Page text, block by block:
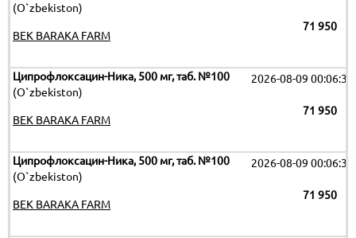
(O`zbekiston)
71 950
BEK BARAKA FARM
Ципрофлоксацин-Ника, 500 мг, таб. №100
(O`zbekiston)
2026-08-09 00:06:32
71 950
BEK BARAKA FARM
Ципрофлоксацин-Ника, 500 мг, таб. №100
(O`zbekiston)
2026-08-09 00:06:32
71 950
BEK BARAKA FARM